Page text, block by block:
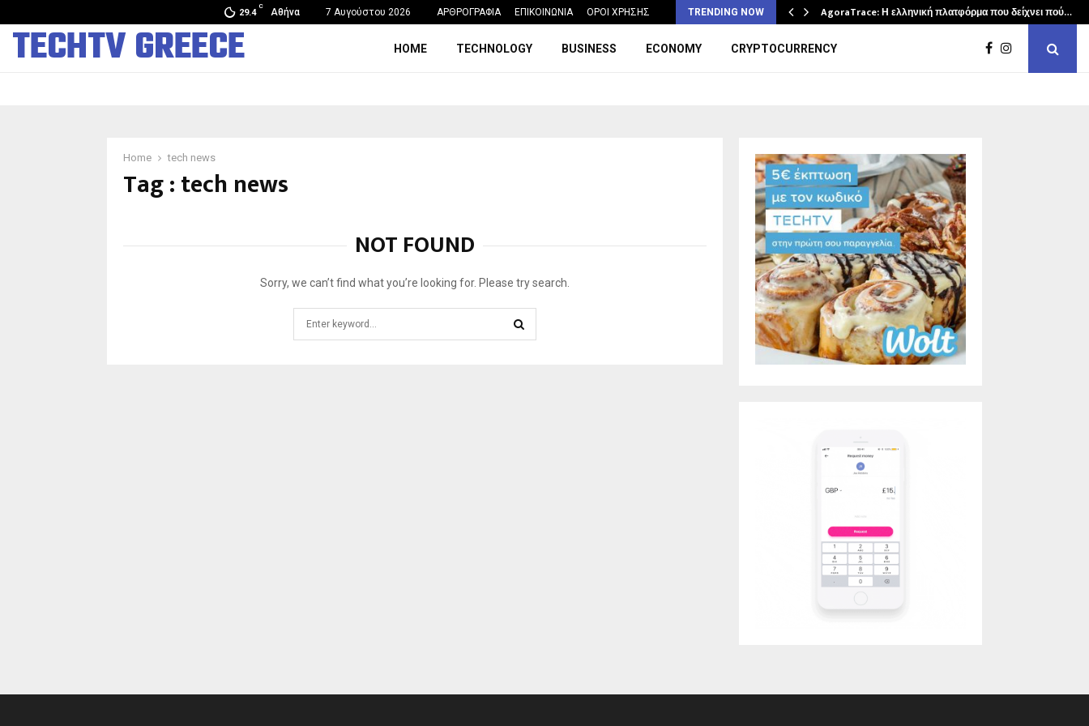
29.4
C
Αθήνα 7 Αυγούστου 2026 ΑΡΘΡΟΓΡΑΦΙΑ ΕΠΙΚΟΙΝΩΝΙΑ ΟΡΟΙ ΧΡΗΣΗΣ TRENDING NOW
Άνοιξε στην Κίνα το πρώτο κατάστημα ανθρωποειδών… Η σχολική ώρα που θα μπορούσε να… AgoraTrace: Η ελληνική πλατφόρμα που δείχνει πού…
TECHTV GREECE HOME TECHNOLOGY BUSINESS ECONOMY CRYPTOCURRENCY
Home tech news
Tag : tech news
NOT FOUND
Sorry, we can’t find what you’re looking for. Please try search.